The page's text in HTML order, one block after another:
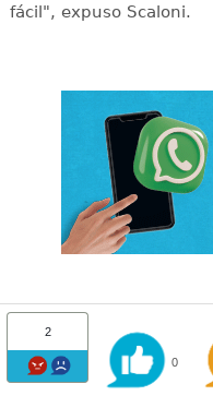
fácil", expuso Scaloni.
2
0